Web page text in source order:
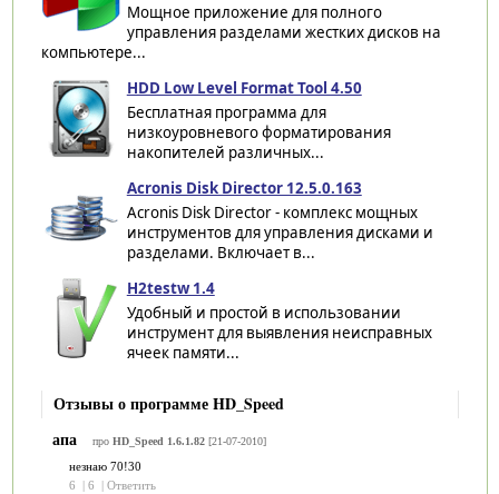
Мощное приложение для полного
управления разделами жестких дисков на
компьютере...
HDD Low Level Format Tool 4.50
Бесплатная программа для
низкоуровневого форматирования
накопителей различных...
Acronis Disk Director 12.5.0.163
Acronis Disk Director - комплекс мощных
инструментов для управления дисками и
разделами. Включает в...
H2testw 1.4
Удобный и простой в использовании
инструмент для выявления неисправных
ячеек памяти...
Отзывы о программе HD_Speed
апа
про HD_Speed 1.6.1.82[21-07-2010]
незнаю 70!30
6
6 Ответить